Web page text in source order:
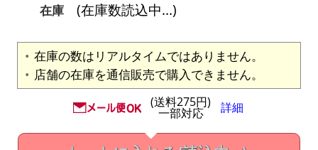
在庫
(在庫数読込中...)
在庫の数はリアルタイムではありません。
店舗の在庫を通信販売で購入できません。
(送料275円)
一部対応 詳細